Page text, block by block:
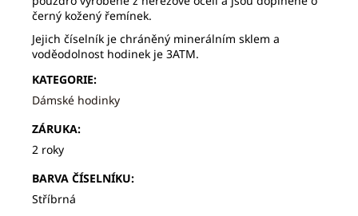
černý kožený řemínek.
Jejich číselník je chráněný minerálním sklem a
voděodolnost hodinek je 3ATM.
KATEGORIE:
Dámské hodinky
ZÁRUKA:
2 roky
BARVA ČÍSELNÍKU:
Stříbrná
Kč
Původně:
700